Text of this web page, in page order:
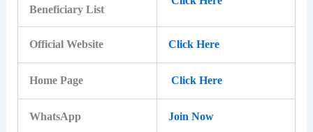
Beneficiary List
Official Website Click Here
Home Page Click Here
WhatsApp Join Now